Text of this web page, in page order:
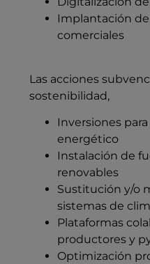
Implantación
comerciales
Las acciones
sostenibilidad,
Inversiones
energético
Instalación de
renovables
Sustitución y/o
sistemas de
Plataformas
productores y
Optimización